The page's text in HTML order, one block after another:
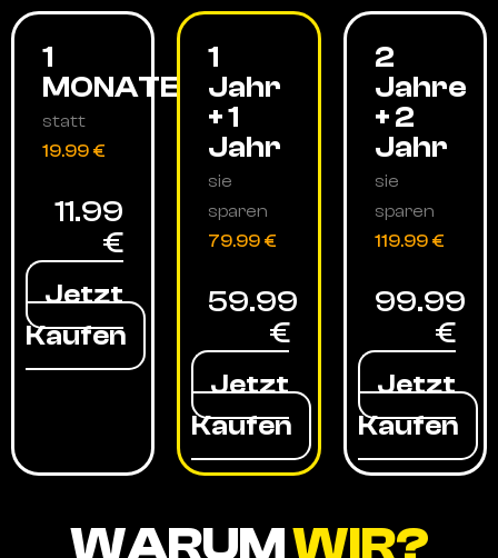
1
MONATE
statt
19.99 €
11.99
€
Jetzt
Kaufen
1
Jahr
+ 1
Jahr
sie
sparen
79.99 €
59.99
€
Jetzt
Kaufen
2
Jahre
+ 2
Jahr
sie
sparen
119.99 €
99.99
€
Jetzt
Kaufen
WARUMWIR?